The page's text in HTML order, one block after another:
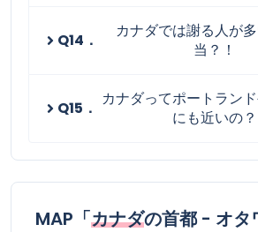
Q14．
カナダでは謝る人が
当？！
Q15． カナダってポートラン
にも近いの？
MAP「カナダの首都 - オタ